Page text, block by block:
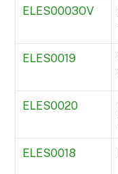
ELES0003OV
ELES0019
ELES0020
ELES0018